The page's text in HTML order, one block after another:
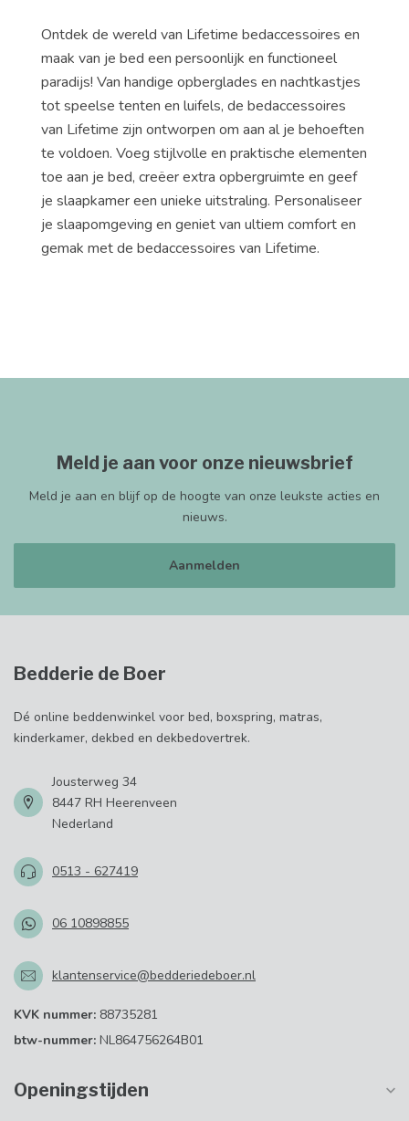
Ontdek de wereld van Lifetime bedaccessoires en
maak van je bed een persoonlijk en functioneel
paradijs! Van handige opberglades en nachtkastjes
tot speelse tenten en luifels, de bedaccessoires
van Lifetime zijn ontworpen om aan al je behoeften
te voldoen. Voeg stijlvolle en praktische elementen
toe aan je bed, creëer extra opbergruimte en geef
je slaapkamer een unieke uitstraling. Personaliseer
je slaapomgeving en geniet van ultiem comfort en
gemak met de bedaccessoires van Lifetime.
Meld je aan voor onze nieuwsbrief
Meld je aan en blijf op de hoogte van onze leukste acties en
nieuws.
Aanmelden
Bedderie de Boer
Dé online beddenwinkel voor bed, boxspring, matras,
kinderkamer, dekbed en dekbedovertrek.
Jousterweg 34
8447 RH Heerenveen
Nederland
0513 - 627419
06 10898855
klantenservice@bedderiedeboer.nl
KVK nummer: 88735281
btw-nummer: NL864756264B01
Openingstijden